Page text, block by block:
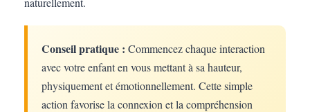
Conseil pratique : Commencez chaque interaction
avec votre enfant en vous mettant à sa hauteur,
physiquement et émotionnellement. Cette simple
action favorise la connexion et la compréhension